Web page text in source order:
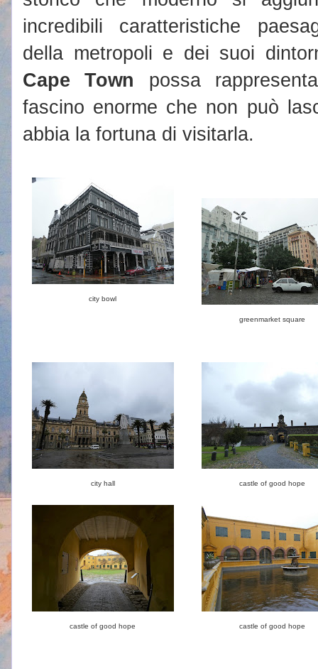
incredibili caratteristiche
della metropoli e dei suoi
Cape Town possa
fascino enorme che non può
abbia la fortuna di visitarla.
city bowl
greenmarket square
city hall castle of good hope
castle of good hope castle of good hope